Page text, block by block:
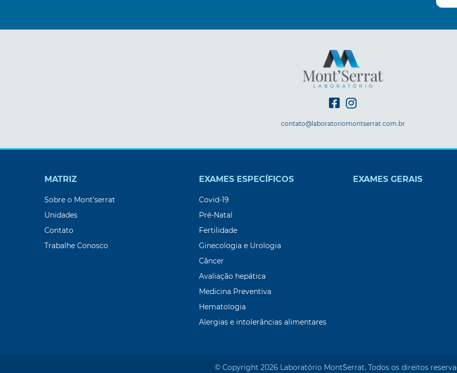
contato@laboratoriomontserrat.com.br
MATRIZ
Sobre o Mont’serrat
Unidades
Contato
Trabalhe Conosco
EXAMES ESPECÍFICOS
Covid-19
Pré-Natal
Fertilidade
Ginecologia e Urologia
Câncer
Avaliação hepática
Medicina Preventiva
Hematologia
Alergias e intolerâncias alimentares
EXAMES GERAIS
© Copyright 2026 Laboratório Mont`Serrat. Todos os direitos